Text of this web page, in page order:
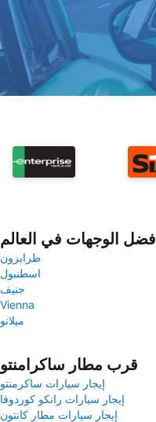
أفضل الوجهات في العالم
طرابزون
اسطنبول
جنيف
Vienna
ميلانو
قرب مطار ساكرامنتو
إيجار سيارات ساكرمنتو
إيجار سيارات رانكو كوردوفا
إيجار سيارات مطار كانتون